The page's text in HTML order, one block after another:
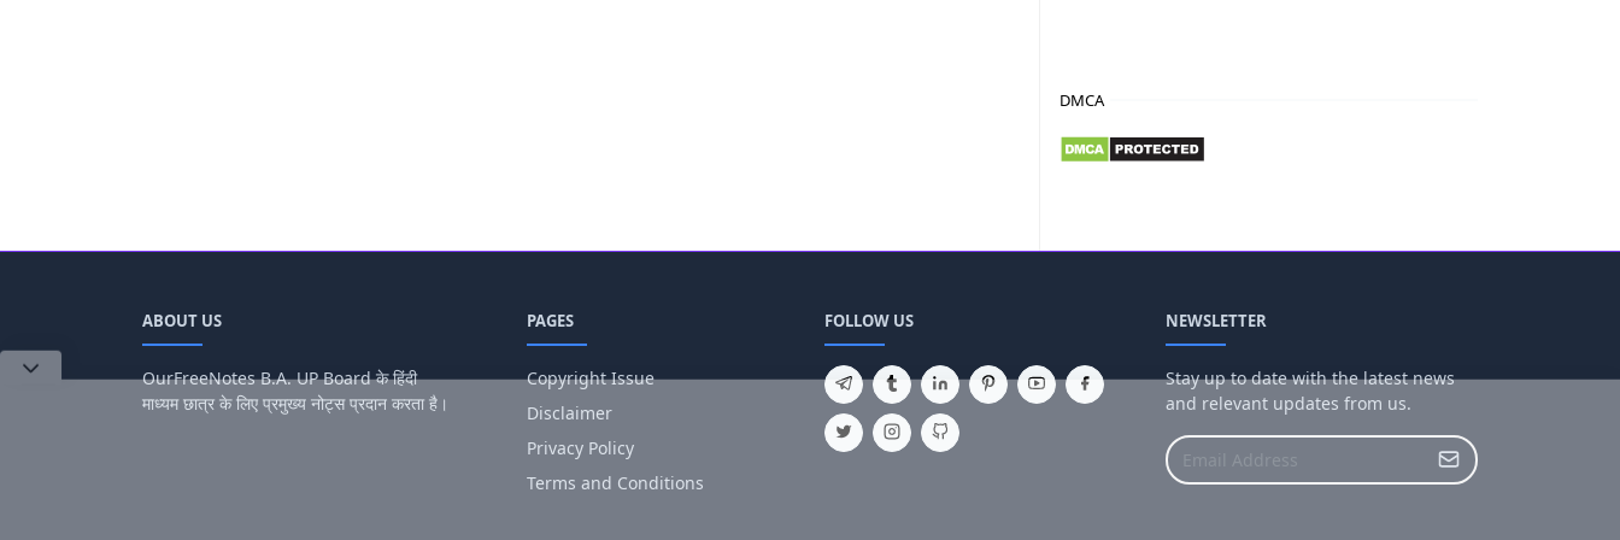
DMCA
ABOUT US
OurFreeNotes B.A. UP Board के हिंदी
माध्यम छात्र के लिए प्रमुख्य नोट्स प्रदान करता है।
PAGES
Copyright Issue
Disclaimer
Privacy Policy
Terms and Conditions
FOLLOW US NEWSLETTER
Stay up to date with the latest news
and relevant updates from us.